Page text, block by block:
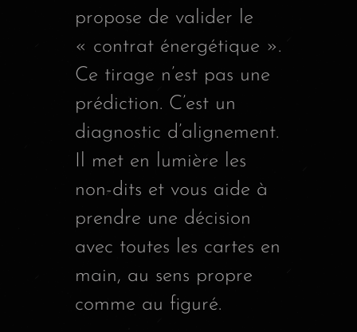
propose de valider le
« contrat énergétique ».
Ce tirage n’est pas une
prédiction. C’est un
diagnostic d’alignement.
Il met en lumière les
non-dits et vous aide à
prendre une décision
avec toutes les cartes en
main, au sens propre
comme au figuré.